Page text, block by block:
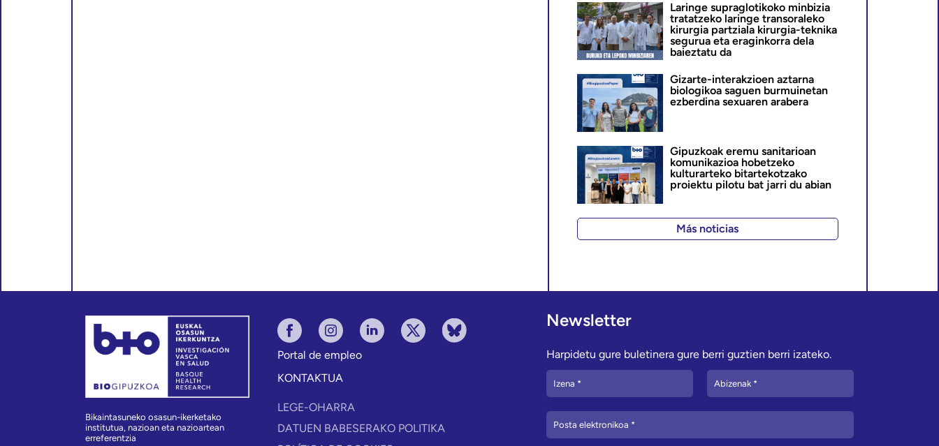
Laringe supraglotikoko minbizia
tratatzeko laringe transoraleko
kirurgia partziala kirurgia-teknika
segurua eta eraginkorra dela
baieztatu da
Gizarte-interakzioen aztarna
biologikoa saguen burmuinetan
ezberdina sexuaren arabera
Gipuzkoak eremu sanitarioan
komunikazioa hobetzeko
kulturarteko bitartekotzako
proiektu pilotu bat jarri du abian
Más noticias
Bikaintasuneko osasun-ikerketako
institutua, nazioan eta nazioartean
erreferentzia
Portal de empleo
KONTAKTUA
LEGE-OHARRA
DATUEN BABESERAKO POLITIKA
Newsletter
Harpidetu gure buletinera gure berri guztien berri izateko.